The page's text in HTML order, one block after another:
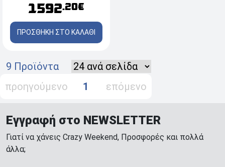
1592.20€
ΠΡΟΣΘΗΚΗ ΣΤΟ ΚΑΛΑΘΙ
9 Προϊόντα
προηγούμενο
1 επόμενο
Εγγραφή στο NEWSLETTER
Γιατί να χάνεις Crazy Weekend, Προσφορές και πολλά
άλλα;